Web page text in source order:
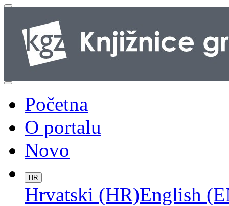
Početna
O portalu
Novo
HR
Hrvatski (HR)English